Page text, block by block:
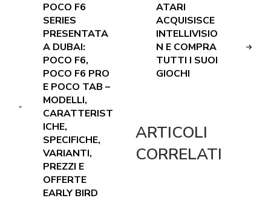
POCO F6
SERIES
PRESENTATA
A DUBAI:
POCO F6,
POCO F6 PRO
E POCO TAB –
MODELLI,
CARATTERIST
ICHE,
SPECIFICHE,
VARIANTI,
PREZZI E
OFFERTE
EARLY BIRD
ATARI
ACQUISISCE
INTELLIVISIO
N E COMPRA
TUTTI I SUOI
GIOCHI
ARTICOLI
CORRELATI